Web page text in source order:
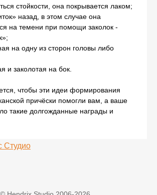
стойкости, она покрывается лаком;
назад, в этом случае она
на темени при помощи заколок -
на одну из сторон головы либо
и заколотая на бок.
чтобы эти идеи формирования
причёски помогли вам, а ваше
такие долгожданные награды и
Студио